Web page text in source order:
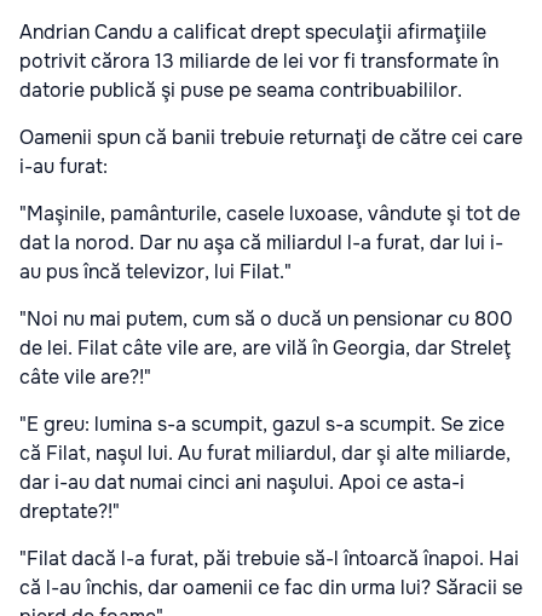
Andrian Candu a calificat drept speculaţii afirmaţiile
potrivit cărora 13 miliarde de lei vor fi transformate în
datorie publică şi puse pe seama contribuabililor.
Oamenii spun că banii trebuie returnaţi de către cei care
i-au furat:
"Maşinile, pamânturile, casele luxoase, vândute şi tot de
dat la norod. Dar nu aşa că miliardul l-a furat, dar lui i-
au pus încă televizor, lui Filat."
"Noi nu mai putem, cum să o ducă un pensionar cu 800
de lei. Filat câte vile are, are vilă în Georgia, dar Streleţ
câte vile are?!"
"E greu: lumina s-a scumpit, gazul s-a scumpit. Se zice
că Filat, naşul lui. Au furat miliardul, dar şi alte miliarde,
dar i-au dat numai cinci ani naşului. Apoi ce asta-i
dreptate?!"
"Filat dacă l-a furat, păi trebuie să-l întoarcă înapoi. Hai
că l-au închis, dar oamenii ce fac din urma lui? Săracii se